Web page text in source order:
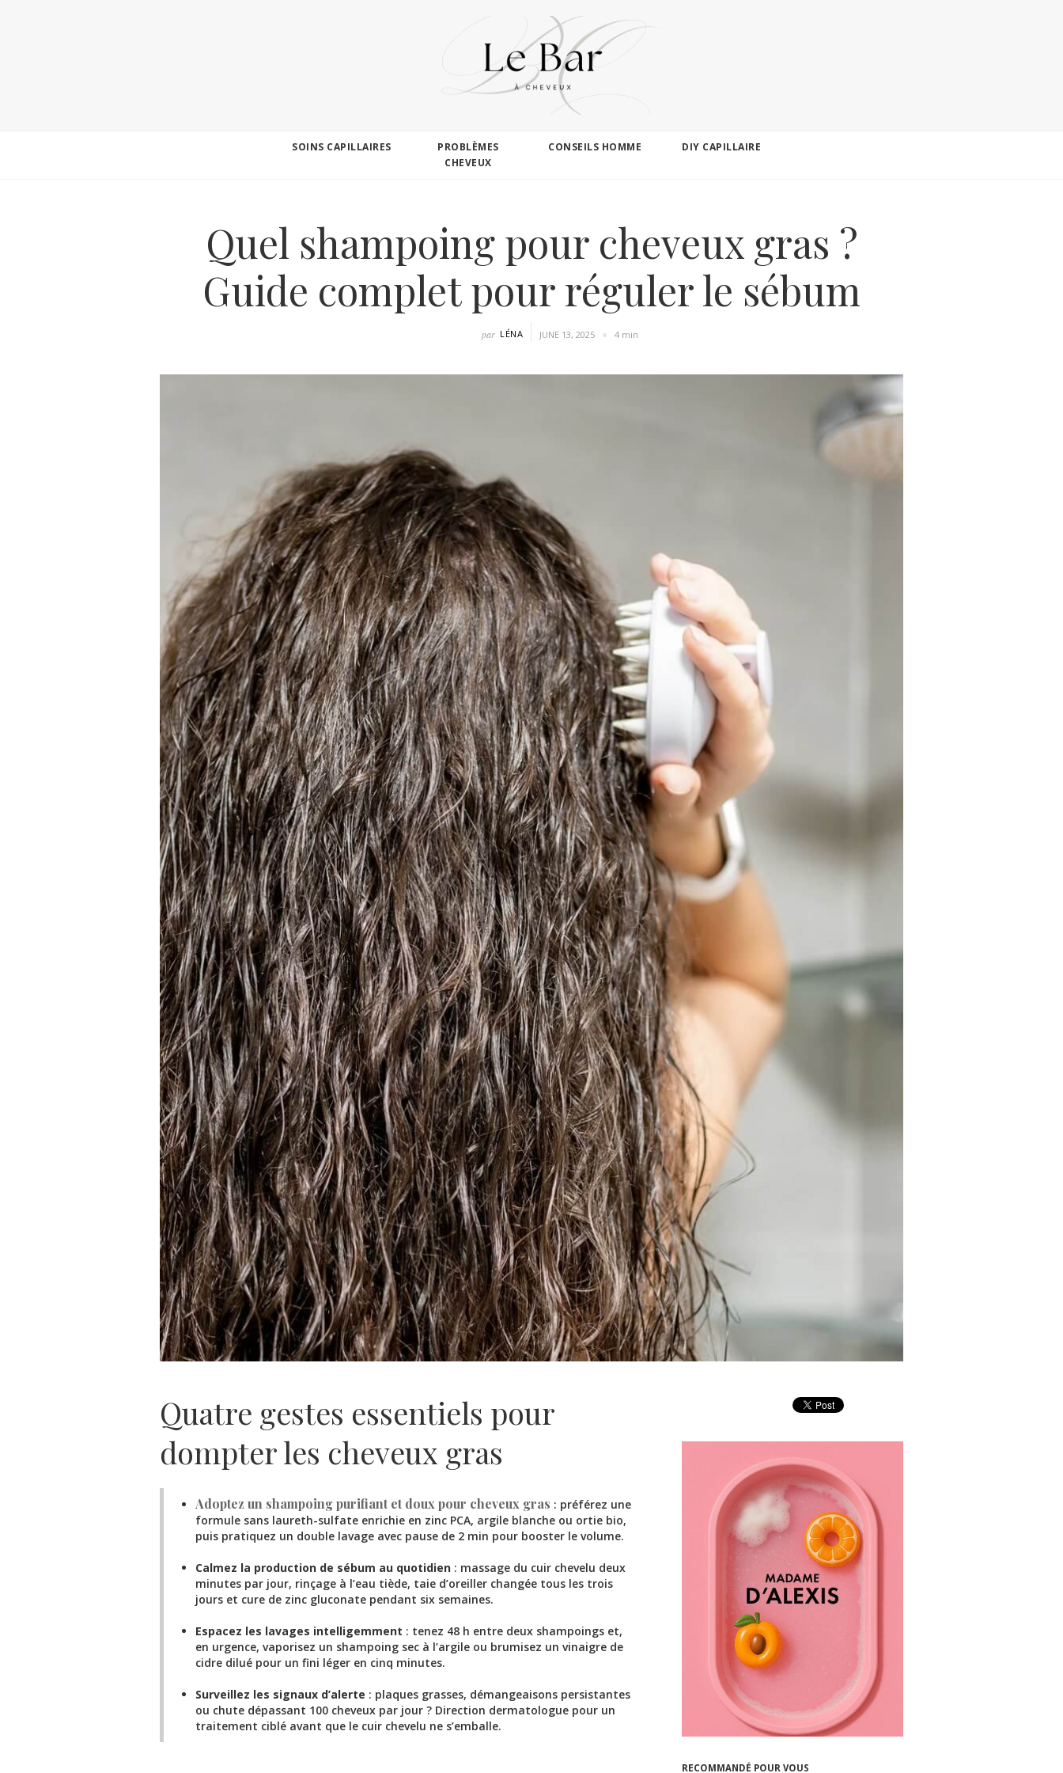
SOINS CAPILLAIRES
PROBLÈMES
CHEVEUX
CONSEILS HOMME DIY CAPILLAIRE
Quel shampoing pour cheveux gras ?
Guide complet pour réguler le sébum
par LÉNA JUNE 13, 2025 4 min
Quatre gestes essentiels pour
dompter les cheveux gras
Adoptez un shampoing purifiant et doux pour cheveux gras : préférez une
formule sans laureth-sulfate enrichie en zinc PCA, argile blanche ou ortie bio,
puis pratiquez un double lavage avec pause de 2 min pour booster le volume.
Calmez la production de sébum au quotidien : massage du cuir chevelu deux
minutes par jour, rinçage à l’eau tiède, taie d’oreiller changée tous les trois
jours et cure de zinc gluconate pendant six semaines.
Espacez les lavages intelligemment : tenez 48 h entre deux shampoings et,
en urgence, vaporisez un shampoing sec à l’argile ou brumisez un vinaigre de
cidre dilué pour un fini léger en cinq minutes.
Surveillez les signaux d’alerte : plaques grasses, démangeaisons persistantes
ou chute dépassant 100 cheveux par jour ? Direction dermatologue pour un
traitement ciblé avant que le cuir chevelu ne s’emballe.
RECOMMANDÉ POUR VOUS